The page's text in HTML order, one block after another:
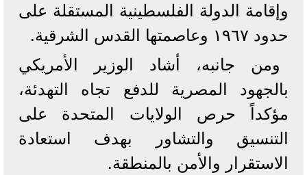
وإقامة الدولة الفلسطينية المستقلة على
حدود ١٩٦٧ وعاصمتها القدس الشرقية.
ومن جانبه، أشاد الوزير الأمريكي
بالجهود المصرية للدفع تجاه التهدئة،
مؤكداً حرص الولايات المتحدة على
التنسيق والتشاور بهدف استعادة
الاستقرار والأمن بالمنطقة.